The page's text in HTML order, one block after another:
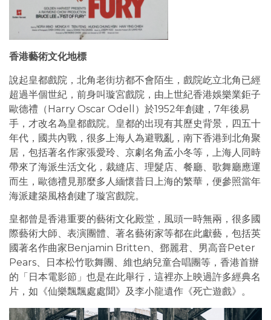
香港藝術文化地標
說起皇都戲院，北角老街坊都不會陌生，戲院屹立北角已經
超過半個世紀，前身叫璇宮戲院，由上世紀香港娛樂業鉅子
歐德禮（Harry Oscar Odell）於1952年創建，7年後易
手，才改名為皇都戲院。皇都的出現有其歷史背景，四五十
年代，國共內戰，很多上海人為避戰亂，南下香港到北角聚
居，包括著名作家張愛玲、京劇名角孟小冬等，上海人同時
帶來了海派生活文化，裁縫店、理髮店、餐廳、歌舞廳應運
而生，歐德禮見那麼多人緬懷昔日上海的繁華，便參照當年
海派建築風格創建了璇宮戲院。
皇都曾是香港重要的藝術文化殿堂，風頭一時無兩，很多國
際藝術大師、表演團體、著名藝術家等都在此獻藝，包括英
國著名作曲家Benjamin Britten、鄧麗君、男高音Peter
Pears、日本松竹歌舞團、維也納兒童合唱團等，香港首辦
的「日本電影節」也是在此舉行，這裡亦上映過許多經典名
片，如《仙樂飄飄處處聞》及李小龍遺作《死亡遊戲》。